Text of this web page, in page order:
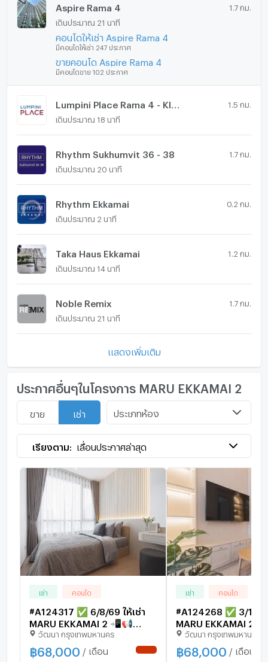
Aspire Rama 4 1.7 กม.
เดินประมาณ 21 นาที
คอนโดให้เช่า Aspire Rama 4
มีคอนโดให้เช่า 247 ประกาศ
ขายคอนโด Aspire Rama 4
มีคอนโดขาย 102 ประกาศ
1.5 กม.
เดินประมาณ 18 นาที
Rhythm Sukhumvit 36 - 38 1.7 กม.
เดินประมาณ 20 นาที
Rhythm Ekkamai 0.2 กม.
เดินประมาณ 2 นาที
Taka Haus Ekkamai 1.2 กม.
เดินประมาณ 14 นาที
Noble Remix 1.7 กม.
เดินประมาณ 21 นาที
แสดงเพิ่มเติม
ประกาศอื่นๆในโครงการ MARU EKKAMAI 2
ขาย เช่า ประเภทห้อง
เรียงตาม: เลื่อนประกาศล่าสุด
เช่า คอนโด
#A124317 ✅ 6/8/69 ให้เช่า
MARU EKKAMAI 2 📲📢
สอบถาม ld line @condoboy
วัฒนา กรุงเทพมหานคร
฿68,000 / เดือน
เช่า คอนโด
#A124268 ✅ 3/1/69 ให้เช่
MARU EKKAMAI 2
สอบถาม ld line
วัฒนา กรุงเทพมหานคร
฿68,000 / เดือน